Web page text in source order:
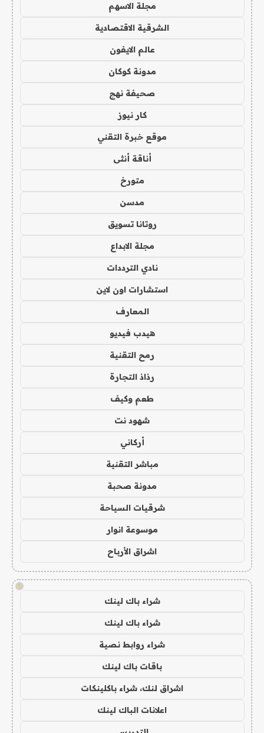
مجلة الاسهم
الشرقية الاقتصادية
عالم الايفون
مدونة كوكان
صحيفة نهج
كار نيوز
موقع خبرة التقني
أناقة أنثى
متورخ
مدسن
روتانا تسويق
مجلة الابداع
نادي الترددات
استشارات اون لاين
المعارف
هيدب فيديو
رمح التقنية
رذاذ التجارة
طعم وكيف
شهود نت
أركاني
مباشر التقنية
مدونة صحبة
شرقيات السياحة
موسوعة انوار
اشراق الأرباح
!
شراء باك لينك
شراء باك لينك
شراء روابط نصية
باقات باك لينك
اشراق لنك، شراء باكلينكات
اعلانات الباك لينك